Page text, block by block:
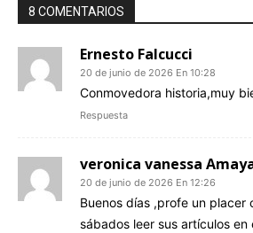
8 COMENTARIOS
Ernesto Falcucci
20 de junio de 2026 En 10:28
Conmovedora historia,muy
Respuesta
veronica vanessa
20 de junio de 2026 En 12:26
Buenos días ,profe un placer
sábados leer sus artículos en